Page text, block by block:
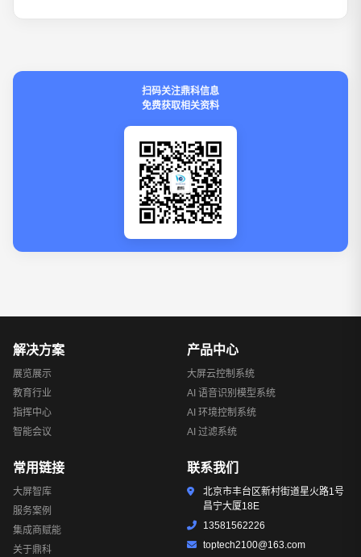
扫码关注鼎科信息
免费获取相关资料
产品中心
大屏云控制系统
AI 语音识别模型系统
AI 环境控制系统
AI 过滤系统
解决方案
展览展示
教育行业
指挥中心
智能会议
常用链接
大屏智库
服务案例
集成商赋能
关于鼎科
联系我们
北京市丰台区新村街道星火路1号
昌宁大厦18E
13581562226
toptech2100@163.com